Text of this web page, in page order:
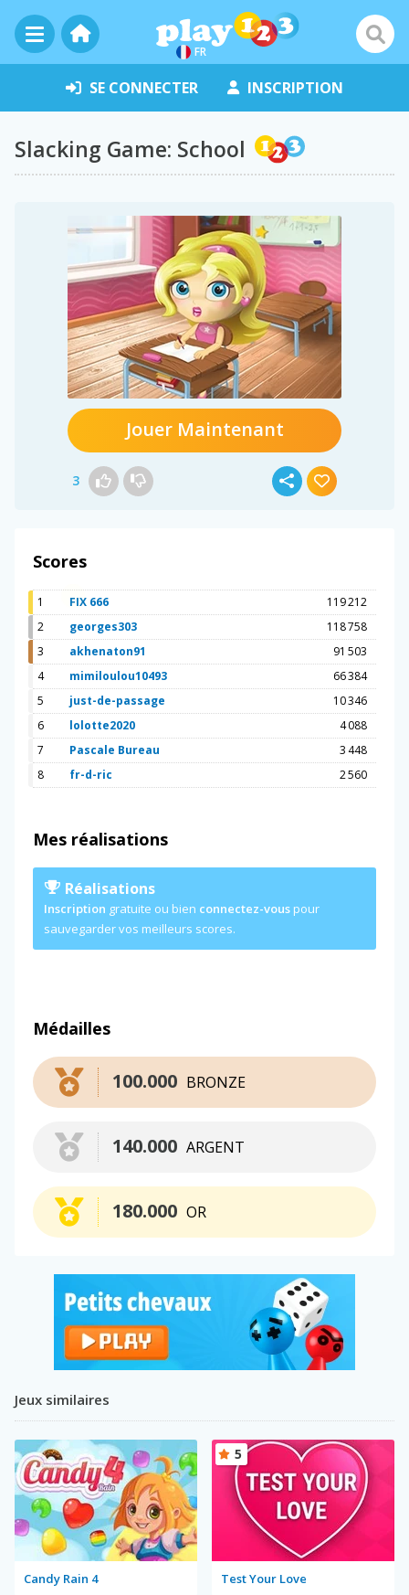
FR
SE CONNECTER INSCRIPTION
Slacking Game: School
Jouer Maintenant
3
Scores
1 FIX 666
119 212
2
georges303
118 758
3
akhenaton91
91 503
4
mimiloulou10493
66 384
5
just-de-passage
10 346
6
lolotte2020
4 088
7
Pascale Bureau
3 448
8
fr-d-ric 2 560
Mes réalisations
Réalisations
Inscription gratuite ou bien connectez-vous pour
sauvegarder vos meilleurs scores.
Médailles
BRONZE
100.000
ARGENT
140.000
OR
180.000
Jeux similaires
Candy Rain 4 Test Your Love
5